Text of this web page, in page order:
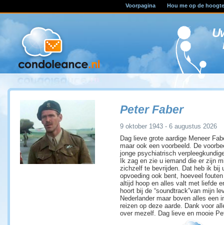
Voorpagina Hou me op de hoogte
Peter Faber
9 oktober 1943 - 6 augustus 2026
Dag lieve grote aardige Meneer
maar ook een voorbeeld. De
jonge psychiatrisch
Ik zag en zie u iemand die er zijn
zichzelf te bevrijden. Dat heb ik bij
opvoeding ook bent, hoeveel
altijd hoop en alles valt met liefde
hoort bij de “soundtrack”van mijn
Nederlander maar boven alles
reizen op deze aarde. Dank voor
over mezelf. Dag lieve en mooie